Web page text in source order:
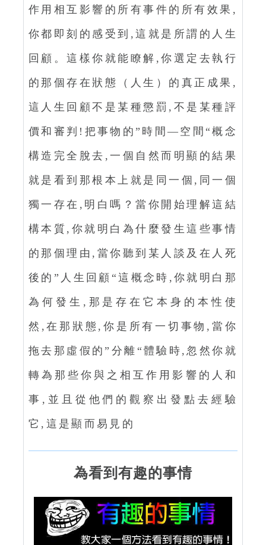
作用相互影響的所有事件的所有效果,
你都即刻的感受到,這就是所謂的人生
回顧。這樣你就能瞭解,你選定去執行
的那個存在狀態（人生）的真正成果,
這人生回顧不是某種懲罰,不是某種評
價和審判!把事物的”時間—空間“概念
構造完全脫去,一個自然而明顯的結果
就是看到那根本上就是同一個,同一個
獨一存在,明白嗎？當你開始理解這結
構本質,你就明白為什麼發生這些事情
的那個理由,當你聽到某人談及在人死
後的”人生回顧“這概念時,你就明白那
為何發生,那是存在它本身的本性使
然,在那狀態,你是所有一切事物,當你
拖去那虛假的”分離“體驗時,忽然你就
轉為那些你與之相互作用影響的人和
事,並且從他們的觀察出發點去經驗
它,這是顯而易見的
為看到有趣的事情